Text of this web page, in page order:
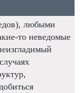
любыми
то неведомые